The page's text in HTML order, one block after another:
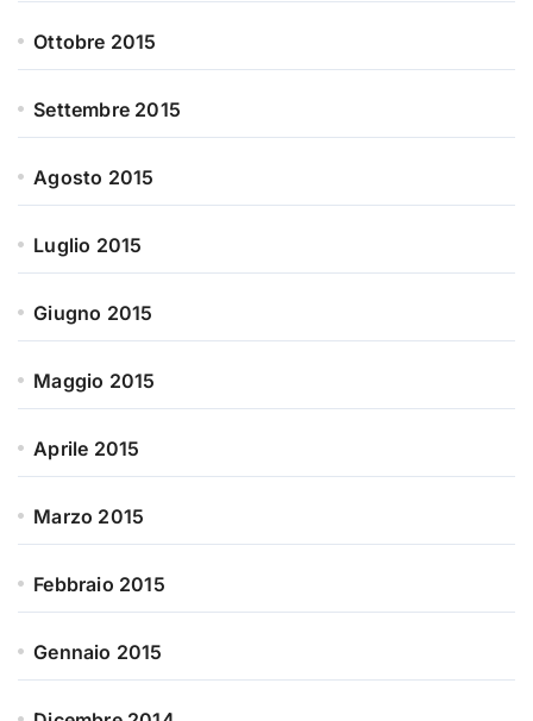
Ottobre 2015
Settembre 2015
Agosto 2015
Luglio 2015
Giugno 2015
Maggio 2015
Aprile 2015
Marzo 2015
Febbraio 2015
Gennaio 2015